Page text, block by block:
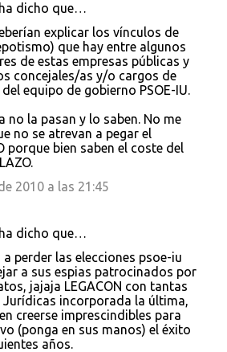
dicho que…
explicar los vínculos de
que hay entre algunos
de estas empresas públicas y
concejales/as y/o cargos de
equipo de gobierno PSOE-IU.
no la pasan y lo saben. No me
no se atrevan a pegar el
porque bien saben el coste del
2010 a las 21:45
dicho que…
a perder las elecciones psoe-iu
a sus espias patrocinados por
jajaja LEGACON con tantas
Jurídicas incorporada la última,
creerse imprescindibles para
(ponga en sus manos) el éxito
años.